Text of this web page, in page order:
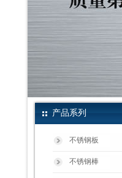
产品系列
不锈钢板
不锈钢棒